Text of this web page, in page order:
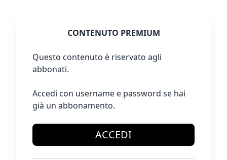
CONTENUTO PREMIUM
Questo contenuto è riservato agli
abbonati.
Accedi con username e password se hai
già un abbonamento.
ACCEDI